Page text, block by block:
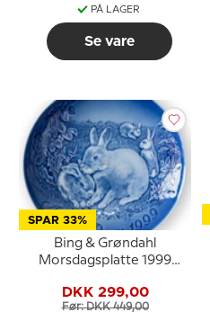
PÅ LAGER
Se vare
SPAR 33%
Bing & Grøndahl
Morsdagsplatte 1999
DKK 299,00
Før: DKK 449,00